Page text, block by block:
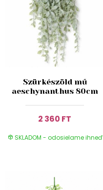
Szürkészöld mű
aeschynanthus 80cm
2 360 FT
SKLADOM - odosielame ihneď